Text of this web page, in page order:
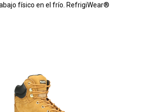
físico en el frío. RefrigiWear®